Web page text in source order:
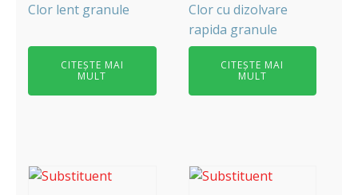
Clor lent granule
CITEȘTE MAI
MULT
Clor cu dizolvare
rapida granule
CITEȘTE MAI
MULT